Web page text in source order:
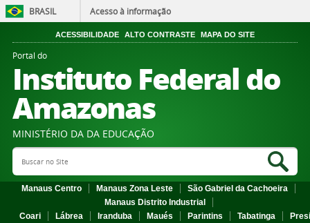
BRASIL Acesso à informação
ACESSIBILIDADE ALTO CONTRASTE MAPA DO SITE
Portal do
Instituto Federal do
Amazonas
MINISTÉRIO DA DA EDUCAÇÃO
Search Site
Manaus Centro Manaus Zona Leste
São Gabriel da Cachoeira
Manaus Distrito Industrial
Coari
Lábrea Iranduba Maués Parintins Tabatinga